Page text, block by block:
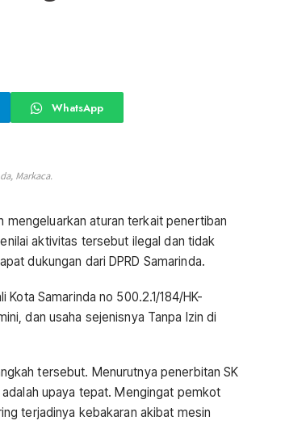
WhatsApp
Markaca.
mengeluarkan aturan terkait penertiban
aktivitas tersebut ilegal dan tidak
dukungan dari DPRD Samarinda.
Samarinda no 500.2.1/184/HK-
dan usaha sejenisnya Tanpa Izin di
tersebut. Menurutnya penerbitan SK
upaya tepat. Mengingat pemkot
terjadinya kebakaran akibat mesin